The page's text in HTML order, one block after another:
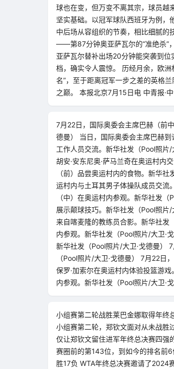
球也在变，但万变不离其宗，球员越
坚实基础。以冠军球队西班牙为例，
中后场从容组织的节奏，相比细腻的
——第87分钟奥亚萨瓦尔的“准绝杀”
亚萨瓦尔替补出场20分钟能突袭到
档，确实令人震惊。 历经月余，欧洲
名”，至于距离冠军一步之差的英格
之巅。 本报北京7月15日电 中青报·
7月22日，国际奥委会主席巴赫（前
德曼） 当日，国际奥委会主席巴赫
工作人员交流。新华社发（Pool照片
胡安·安东尼奥·萨马兰奇在奥运村内
（前）品尝奥运村内的食物。新华
运村内与土耳其男子体操队成员交流
（中）在奥运村内参观。新华社发
展示颠球技巧。新华社发（Pool照片
来自喀麦隆的教练员合影。新华社发
内参观。新华社发（Pool照片/大卫·
新华社发（Pool照片/大卫·戈德曼）
（Pool照片/大卫·戈德曼） 7月22
保罗·加索尔在奥运村内体验投篮游
内参观。新华社发（Pool照片/大卫·戈
小组赛第二轮战胜莱巴金娜取得年终
小组赛第二轮，郑钦文面对从未战胜
仅让郑钦文留住进军年终总决赛四强
赛圈前的第143位，到如今的排名前
胜17负 WTA年终总决赛邀请了2024